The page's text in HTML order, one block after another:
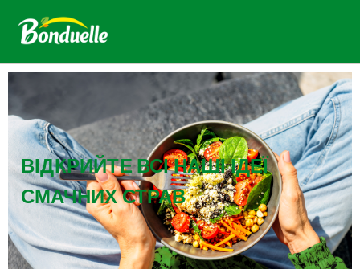
ВІДКРИЙТЕ ВСІ НАШІ ІДЕЇ
СМАЧНИХ СТРАВ